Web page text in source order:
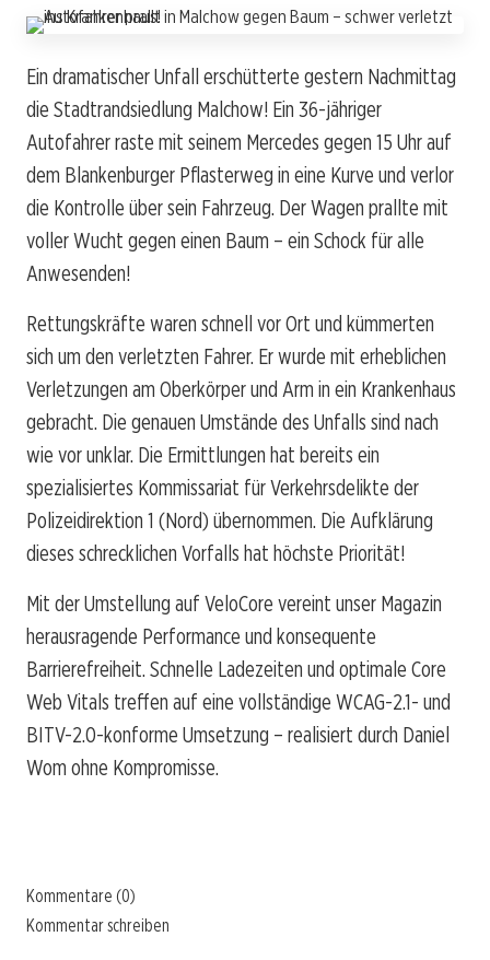
Ein dramatischer Unfall erschütterte gestern Nachmittag
die Stadtrandsiedlung Malchow! Ein 36-jähriger
Autofahrer raste mit seinem Mercedes gegen 15 Uhr auf
dem Blankenburger Pflasterweg in eine Kurve und verlor
die Kontrolle über sein Fahrzeug. Der Wagen prallte mit
voller Wucht gegen einen Baum – ein Schock für alle
Anwesenden!
Rettungskräfte waren schnell vor Ort und kümmerten
sich um den verletzten Fahrer. Er wurde mit erheblichen
Verletzungen am Oberkörper und Arm in ein Krankenhaus
gebracht. Die genauen Umstände des Unfalls sind nach
wie vor unklar. Die Ermittlungen hat bereits ein
spezialisiertes Kommissariat für Verkehrsdelikte der
Polizeidirektion 1 (Nord) übernommen. Die Aufklärung
dieses schrecklichen Vorfalls hat höchste Priorität!
Mit der Umstellung auf VeloCore vereint unser Magazin
herausragende Performance und konsequente
Barrierefreiheit. Schnelle Ladezeiten und optimale Core
Web Vitals treffen auf eine vollständige WCAG-2.1- und
BITV-2.0-konforme Umsetzung – realisiert durch Daniel
Wom ohne Kompromisse.
Kommentare (0)
Kommentar schreiben